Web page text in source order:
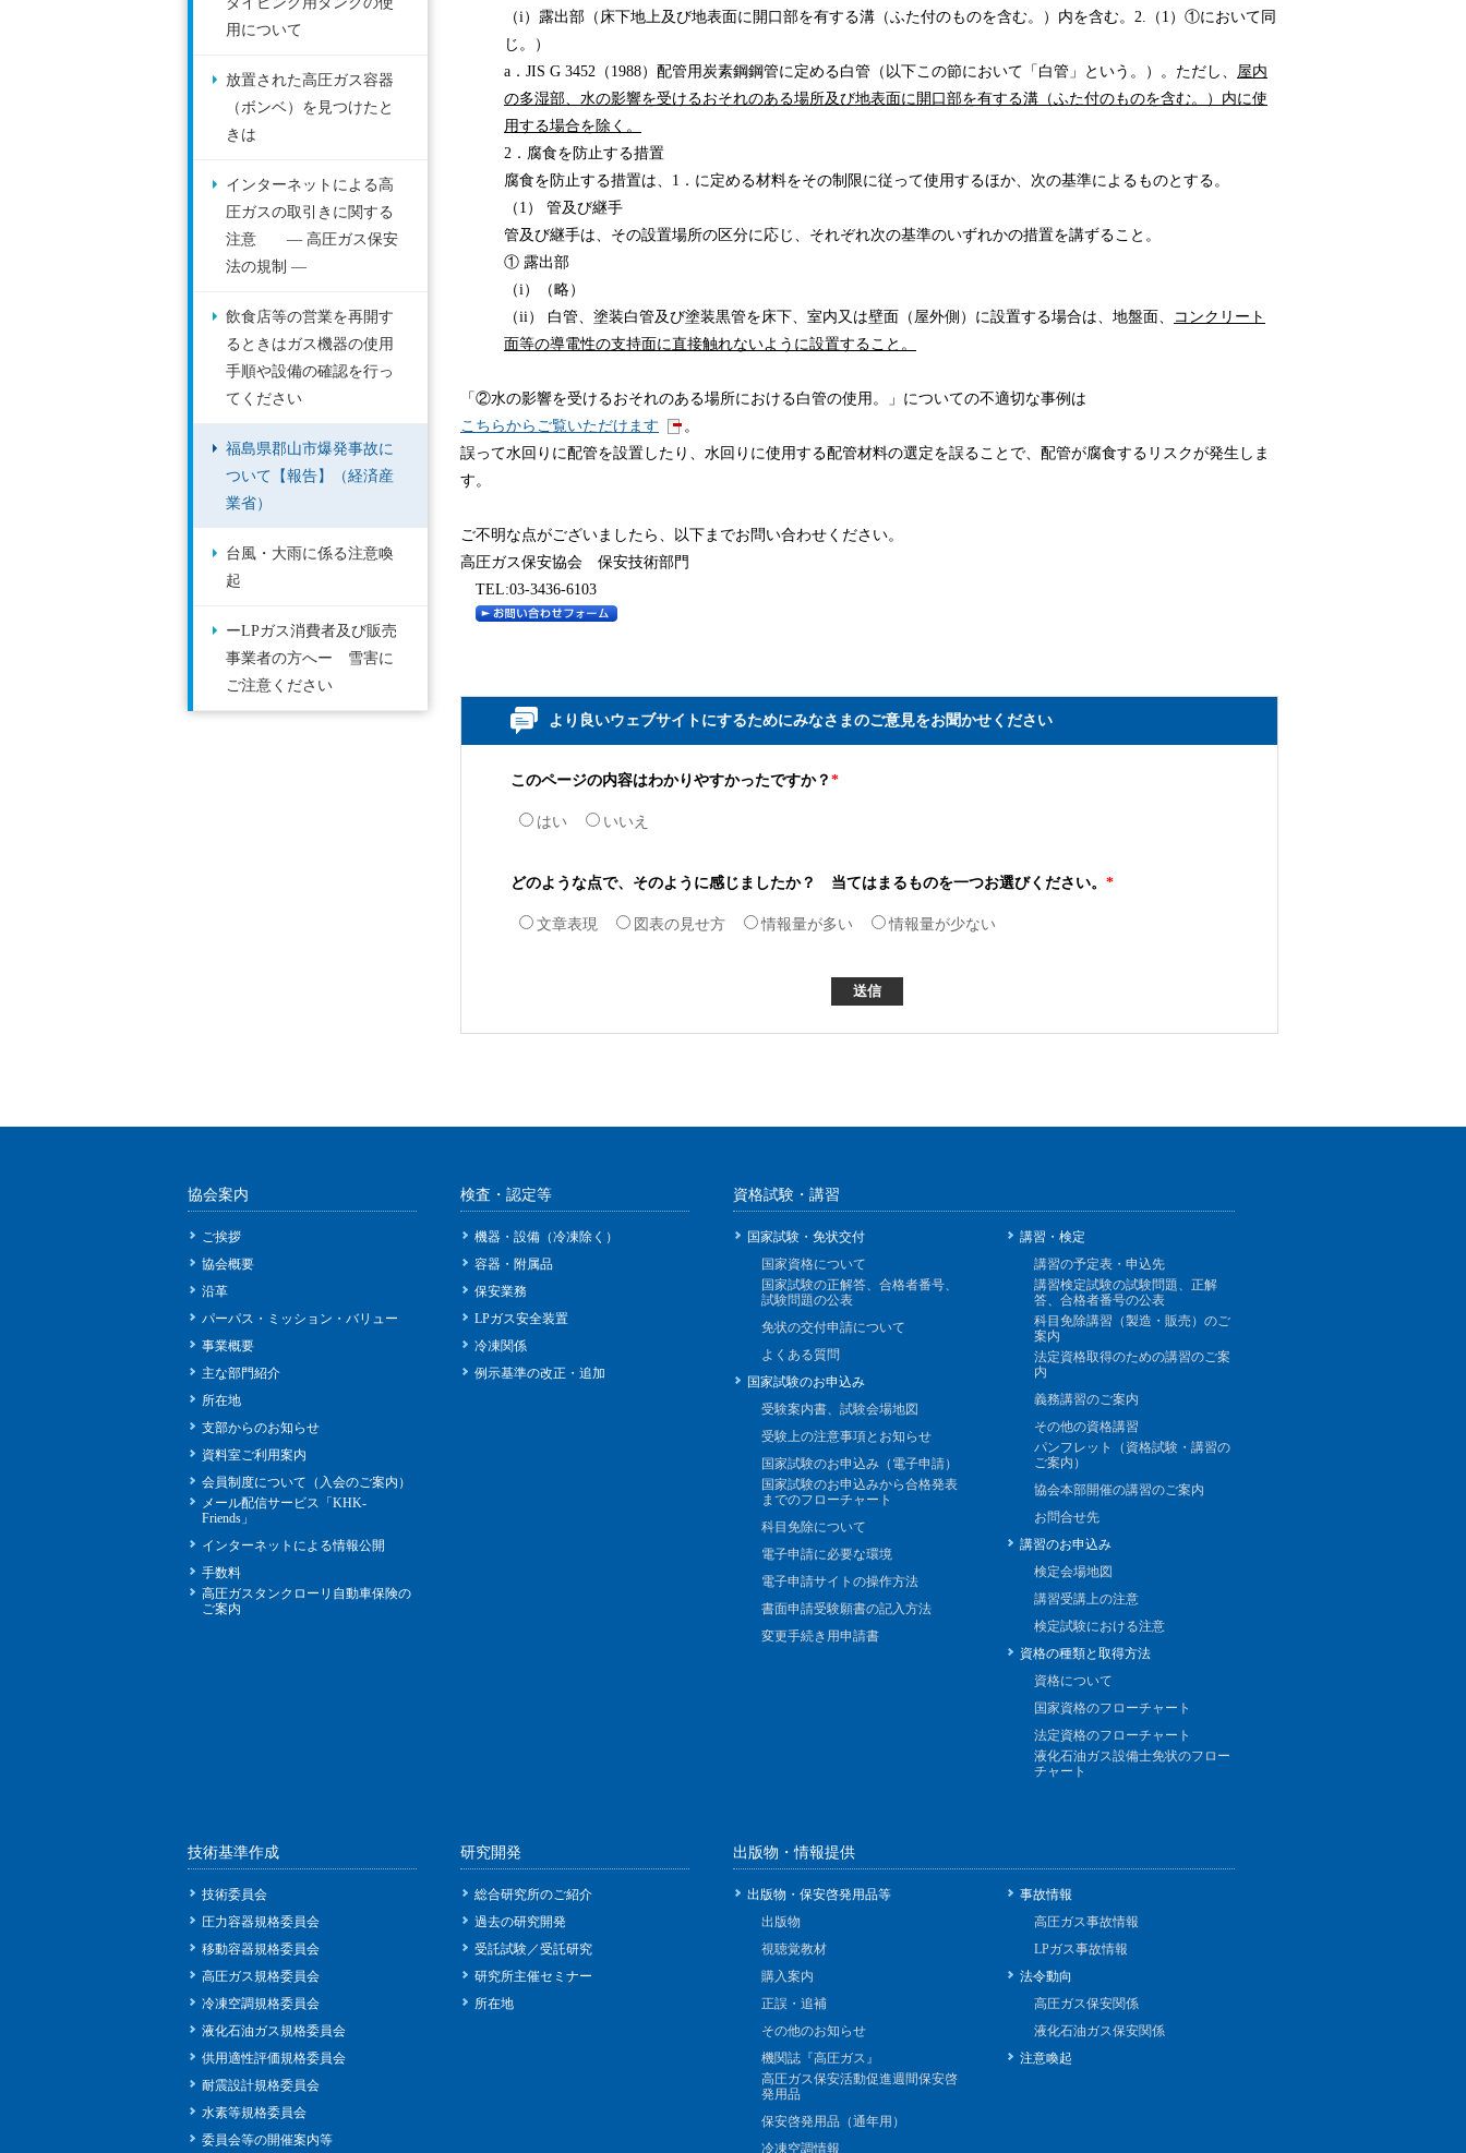
用について
放置された高圧ガス容器
（ボンベ）を見つけたと
きは
インターネットによる高
圧ガスの取引きに関する
注意 ― 高圧ガス保安
法の規制 ―
飲食店等の営業を再開す
るときはガス機器の使用
手順や設備の確認を行っ
てください
福島県郡山市爆発事故に
ついて【報告】（経済産
業省）
台風・大雨に係る注意喚
起
ーLPガス消費者及び販売
事業者の方へー 雪害に
ご注意ください
（i）露出部（床下地上及び地表面に開口部を有する溝（ふた付のものを含む。）内を含む。2.（1）①において同
じ。）
a．JIS G 3452（1988）配管用炭素鋼鋼管に定める白管（以下この節において「白管」という。）。ただし、 屋内
の多湿部、水の影響を受けるおそれのある場所及び地表面に開口部を有する溝（ふた付のものを含む。）内に使
用する場合を除く 。
2．腐食を防止する措置
腐食を防止する措置は、1．に定める材料をその制限に従って使用するほか、次の基準によるものとする。
（1） 管及び継手
管及び継手は、その設置場所の区分に応じ、それぞれ次の基準のいずれかの措置を講ずること。
① 露出部
（i）（略）
（ii） 白管、塗装白管及び塗装黒管を床下、室内又は壁面（屋外側）に設置する場合は、地盤面、
コンクリート
面等の導電性の支持面に直接触れないように設置すること 。
「②水の影響を受けるおそれのある場所における白管の使用。」についての不適切な事例は
こちらからご覧いただけます
。
誤って水回りに配管を設置したり、水回りに使用する配管材料の選定を誤ることで、配管が腐食するリスクが発生しま
す。
ご不明な点がございましたら、以下までお問い合わせください。
高圧ガス保安協会 保安技術部門
TEL:03-3436-6103
より良いウェブサイトにするためにみなさまのご意見をお聞かせください
このページの内容はわかりやすかったですか？ *
はい いいえ
どのような点で、そのように感じましたか？ 当てはまるものを一つお選びください。 *
文章表現 図表の見せ方 情報量が多い 情報量が少ない
協会案内
ご挨拶
協会概要
沿革
パーパス・ミッション・バリュー
事業概要
主な部門紹介
所在地
支部からのお知らせ
資料室ご利用案内
会員制度について（入会のご案内）
メール配信サービス「KHK-
Friends」
インターネットによる情報公開
手数料
高圧ガスタンクローリ自動車保険の
ご案内
検査・認定等
機器・設備（冷凍除く）
容器・附属品
保安業務
LPガス安全装置
冷凍関係
例示基準の改正・追加
資格試験・講習
国家試験・免状交付
国家資格について
国家試験の正解答、合格者番号、
試験問題の公表
免状の交付申請について
よくある質問
国家試験のお申込み
受験案内書、試験会場地図
受験上の注意事項とお知らせ
国家試験のお申込み（電子申請）
国家試験のお申込みから合格発表
までのフローチャート
科目免除について
電子申請に必要な環境
電子申請サイトの操作方法
書面申請受験願書の記入方法
変更手続き用申請書
講習・検定
講習の予定表・申込先
講習検定試験の試験問題、正解
答、合格者番号の公表
科目免除講習（製造・販売）のご
案内
法定資格取得のための講習のご案
内
義務講習のご案内
その他の資格講習
パンフレット（資格試験・講習の
ご案内）
協会本部開催の講習のご案内
お問合せ先
講習のお申込み
検定会場地図
講習受講上の注意
検定試験における注意
資格の種類と取得方法
資格について
国家資格のフローチャート
法定資格のフローチャート
液化石油ガス設備士免状のフロー
チャート
技術基準作成
技術委員会
圧力容器規格委員会
移動容器規格委員会
高圧ガス規格委員会
冷凍空調規格委員会
液化石油ガス規格委員会
供用適性評価規格委員会
耐震設計規格委員会
水素等規格委員会
委員会等の開催案内等
研究開発
総合研究所のご紹介
過去の研究開発
受託試験／受託研究
研究所主催セミナー
所在地
出版物・情報提供
出版物・保安啓発用品等
出版物
視聴覚教材
購入案内
正誤・追補
その他のお知らせ
機関誌『高圧ガス』
高圧ガス保安活動促進週間保安啓
発用品
保安啓発用品（通年用）
冷凍空調情報
事故情報
高圧ガス事故情報
LPガス事故情報
法令動向
高圧ガス保安関係
液化石油ガス保安関係
注意喚起